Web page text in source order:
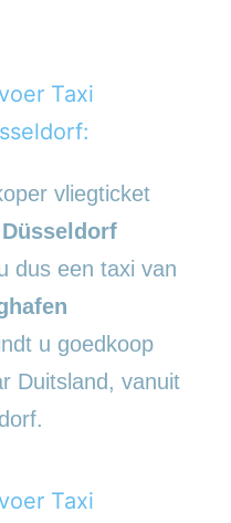
Taxi
vliegticket
Düsseldorf
dus een taxi van
u goedkoop
Duitsland, vanuit
Taxi